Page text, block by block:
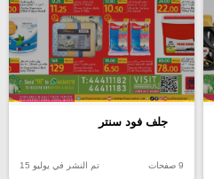
جلف فود سنتر
9 صفحات تم النشر في يوليو 15